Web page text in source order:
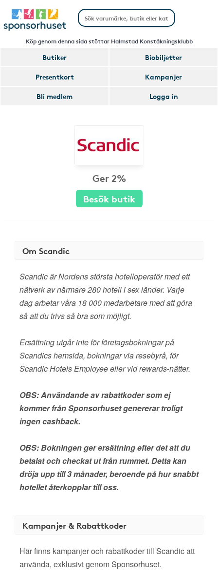
Köp genom denna sida stöttar Halmstad Konståkningsklubb
Butiker
Biobiljetter
Presentkort
Kampanjer
Bli medlem
Logga in
Ger 2%
Besök butik
Om Scandic
Scandic är Nordens största hotelloperatör med ett
nätverk av närmare 280 hotell i sex länder. Varje
dag arbetar våra 18 000 medarbetare med att göra
så att du trivs så bra som möjligt.
Ersättning utgår inte för företagsbokningar på
Scandics hemsida, bokningar via resebyrå, för
Scandic Hotels Employee eller vid rewards-nätter.
OBS: Användande av rabattkoder som ej
kommer från Sponsorhuset genererar troligt
ingen cashback.
OBS: Bokningen ger ersättning efter det att du
betalat och checkat ut från rummet. Detta kan
dröja upp till 3 månader, beroende på hur snabbt
hotellet återkopplar till oss.
Kampanjer & Rabattkoder
Här finns kampanjer och rabattkoder till Scandic att
använda, exklusivt genom Sponsorhuset.